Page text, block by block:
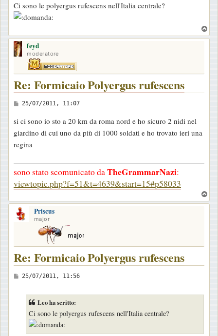
s
s
g
g
o
Ci sono le polyergus rufescens nell'Italia centrale?
o
feyd
moderatore
Re: Formicaio Polyergus rufescens
M
s
s
a
g
i
25/07/2011, 11:07
si ci sono io sto a 20 km da roma nord e ho sicuro 2 nidi nel
giardino di cui uno da più di 1000 soldati e ho trovato ieri una
regina
sono stato scomunicato daTheGrammarNazi:
viewtopic.php?f=51&t=4639&start=15#p58033
o
Priscus
major
Re: Formicaio Polyergus rufescens
M
25/07/2011, 11:56
Leo ha scritto:
Ci sono le polyergus rufescens nell'Italia centrale?